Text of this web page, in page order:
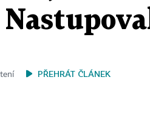
PŘEHRÁT ČLÁNEK